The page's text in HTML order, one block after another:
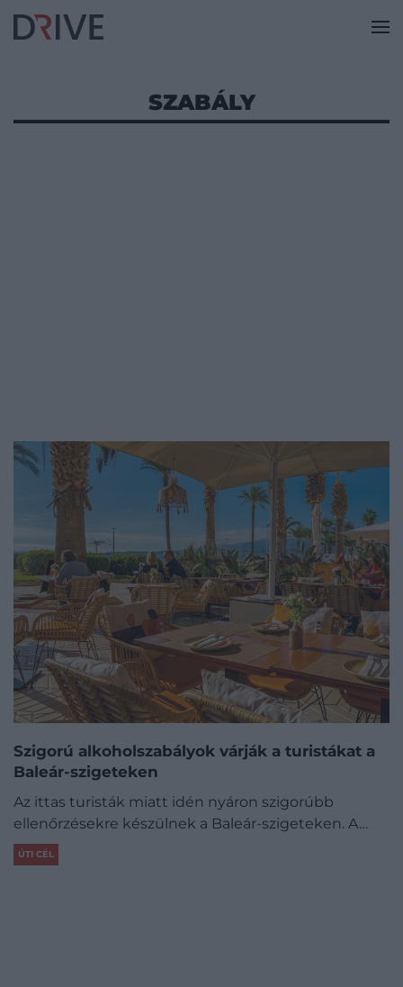
SZABÁLY
Szigorú alkoholszabályok várják a turistákat a
Baleár-szigeteken
Az ittas turisták miatt idén nyáron szigorúbb
ellenőrzésekre készülnek a Baleár-szigeteken. A…
ÚTI CÉL